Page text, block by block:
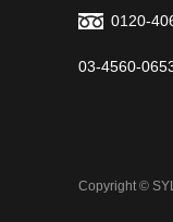
0120-
03-4560-
Copyright ©